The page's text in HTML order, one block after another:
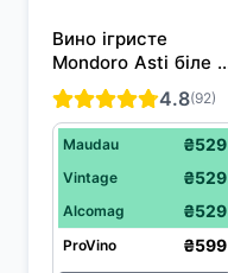
Вино ігристе
Mondoro Asti біле
солодке 0.75 л 7.5%
4.8(92)
Maudau ₴529
Vintage ₴529
Alcomag ₴529
ProVino ₴599